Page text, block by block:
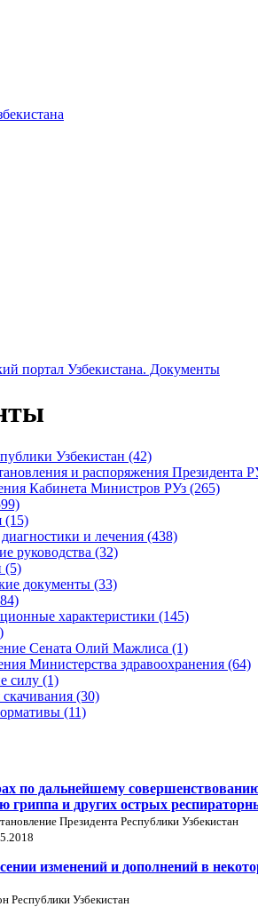
портал Узбекистана. Документы
Узбекистан (42)
и распоряжения Президента
Кабинета Министров РУз (265)
(15)
и лечения (438)
руководства (32)
(5)
документы (33)
характеристики (145)
Сената Олий Мажлиса (1)
Министерства здравоохранения (64)
силу (1)
(30)
(11)
по дальнейшему
гриппа и других острых
Президента Республики Узбекистан
изменений и дополнений в
Республики Узбекистан